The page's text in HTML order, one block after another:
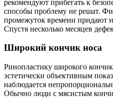
рекомендуют прибегать к
способы проблему не решат.
промежуток времени придают
Спустя несколько месяцев
Широкий кончик носа
Ринопластику широкого
эстетически объективным
наблюдается
Обычно люди с мясистым